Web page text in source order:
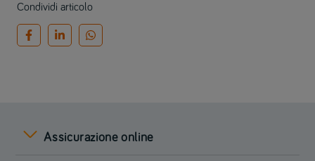
Condividi articolo
Assicurazione online